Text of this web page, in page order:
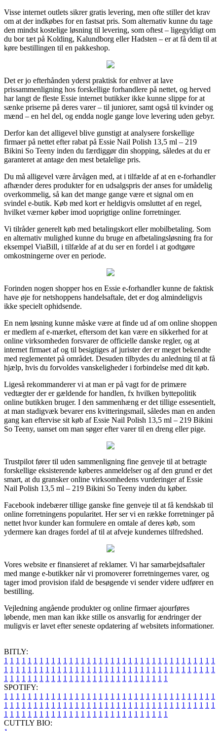
Visse internet outlets sikrer gratis levering, men ofte stiller det krav
om at der indkøbes for en fastsat pris. Som alternativ kunne du tage
den mindst kostelige løsning til levering, som oftest – ligegyldigt om
du bor tæt på Kolding, Kalundborg eller Hadsten – er at få dem til at
køre bestillingen til en pakkeshop.
Det er jo efterhånden yderst praktisk for enhver at lave
prissammenligning hos forskellige forhandlere på nettet, og herved
har langt de fleste Essie internet butikker ikke kunne slippe for at
sænke priserne på deres varer – til juniorer, samt også til kvinder og
mænd – en hel del, og endda nogle gange love levering uden gebyr.
Derfor kan det alligevel blive gunstigt at analysere forskellige
firmaer på nettet efter rabat på Essie Nail Polish 13,5 ml – 219
Bikini So Teeny inden du færdiggør din shopping, således at du er
garanteret at antage den mest betalelige pris.
Du må alligevel være årvågen med, at i tilfælde af at en e-forhandler
afhænder deres produkter for en udsalgspris der anses for umådelig
overkommelig, så kan det mange gange være et signal om en
svindel e-butik. Køb med kort er heldigvis omsluttet af en regel,
hvilket værner køber imod uoprigtige online forretninger.
Vi tilråder generelt køb med betalingskort eller mobilbetaling. Som
en alternativ mulighed kunne du bruge en afbetalingsløsning fra for
eksempel ViaBill, i tilfælde af at du ser en fordel i at godtgøre
omkostningerne over en periode.
Forinden nogen shopper hos en Essie e-forhandler kunne de faktisk
have øje for netshoppens handelsaftale, det er dog almindeligvis
ikke specielt ophidsende.
En nem løsning kunne måske være at finde ud af om online shoppen
er medlem af e-mærket, eftersom det kan være en sikkerhed for at
online virksomheden forsvarer de officielle danske regler, og at
internet firmaet af og til besigtiges af jurister der er meget bekendte
med reglementet på området. Desuden tilbydes du anledning til at få
hjælp, hvis du forvoldes vanskeligheder i forbindelse med dit køb.
Ligeså rekommanderer vi at man er på vagt for de primære
vedtægter der er gældende for handlen, fx hvilken byttepolitik
online butikken bruger. I den sammenhæng er det tillige essesentielt,
at man stadigvæk bevarer ens kvitteringsmail, således man en anden
gang kan eftervise sit køb af Essie Nail Polish 13,5 ml – 219 Bikini
So Teeny, uanset om man søger efter varer til en dreng eller pige.
Trustpilot fører til uden sammenligning fine genveje til at betragte
forskellige eksisterende køberes anmeldelser og af den grund er det
smart, at du gransker online virksomhedens vurderinger af Essie
Nail Polish 13,5 ml – 219 Bikini So Teeny inden du køber.
Facebook indebærer tillige ganske fine genveje til at få kendskab til
online forretningens popularitet. Her ser vi en række forretninger på
nettet hvor kunder kan formulere en omtale af deres køb, som
ydermere kan drages fordel af til at afveje kundernes tilfredshed.
Vores website er finansieret af reklamer. Vi har samarbejdsaftaler
med mange e-butikker når vi promoverer forretningernes varer, og
tager imod provision ifald de besøgende vi sender videre udfører en
bestilling.
Vejledning angående produkter og online firmaer ajourføres
løbende, men man kan ikke stille os ansvarlig for ændringer der
muligvis er lavet efter seneste opdatering af websitets informationer.
BITLY:
1 1 1 1 1 1 1 1 1 1 1 1 1 1 1 1 1 1 1 1 1 1 1 1 1 1 1 1 1 1 1 1 1 1 1 1
1 1 1 1 1 1 1 1 1 1 1 1 1 1 1 1 1 1 1 1 1 1 1 1 1 1 1 1 1 1 1 1 1 1 1 1
1 1 1 1 1 1 1 1 1 1 1 1 1 1 1 1 1 1 1 1 1 1 1 1 1 1 1 1
SPOTIFY:
1 1 1 1 1 1 1 1 1 1 1 1 1 1 1 1 1 1 1 1 1 1 1 1 1 1 1 1 1 1 1 1 1 1 1 1
1 1 1 1 1 1 1 1 1 1 1 1 1 1 1 1 1 1 1 1 1 1 1 1 1 1 1 1 1 1 1 1 1 1 1 1
1 1 1 1 1 1 1 1 1 1 1 1 1 1 1 1 1 1 1 1 1 1 1 1 1 1 1 1
CUTTLY BIO: